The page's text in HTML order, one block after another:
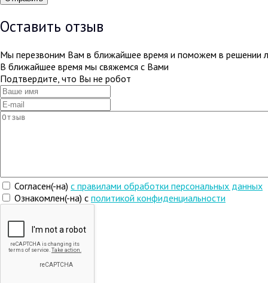
Оставить отзыв
Мы перезвоним Вам в ближайшее время и поможем в решении
В ближайшее время мы свяжемся с Вами
Подтвердите, что Вы не робот
Согласен(-на) c правилами обработки персональных данных
Ознакомлен(-на) с политикой конфиденциальности